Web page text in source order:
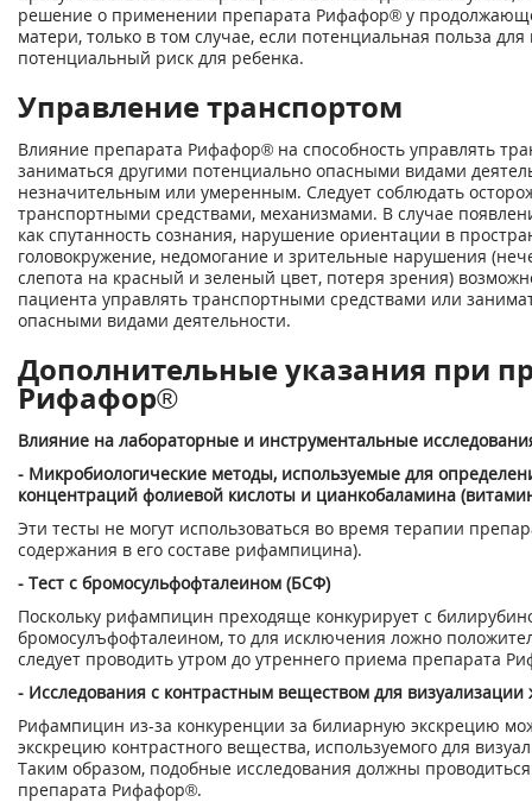
решение о применении препарата Рифафор® у
матери, только в том случае, если потенциальная польза
потенциальный риск для ребенка.
Управление транспортом
Влияние препарата Рифафор® на способность управлять
заниматься другими потенциально опасными видами
незначительным или умеренным. Следует соблюдать
транспортными средствами, механизмами. В случае
как спутанность сознания, нарушение ориентации в
головокружение, недомогание и зрительные нарушения
слепота на красный и зеленый цвет, потеря зрения)
пациента управлять транспортными средствами или
опасными видами деятельности.
Дополнительные указания при
Рифафор®
Влияние на лабораторные и инструментальные
- Микробиологические методы, используемые для
концентраций фолиевой кислоты и цианкобаламина
Эти тесты не могут использоваться во время терапии
содержания в его составе рифампицина).
- Тест с бромосульфофталеином (БСФ)
Поскольку рифампицин преходяще конкурирует с
бромосулъфофталеином, то для исключения ложно
следует проводить утром до утреннего приема препарата
- Исследования с контрастным веществом для визуализации
Рифампицин из-за конкуренции за билиарную экскрецию
экскрецию контрастного вещества, используемого для
Таким образом, подобные исследования должны
препарата Рифафор®.